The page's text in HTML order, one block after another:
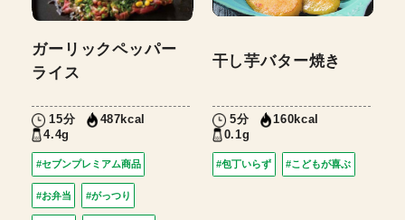
ガーリックペッパー
ライス
15分
487kcal
4.4g
#セブンプレミアム商品
#お弁当 #がっつり
干し芋バター焼き
5分
160kcal
0.1g
#包丁いらず #こどもが喜ぶ